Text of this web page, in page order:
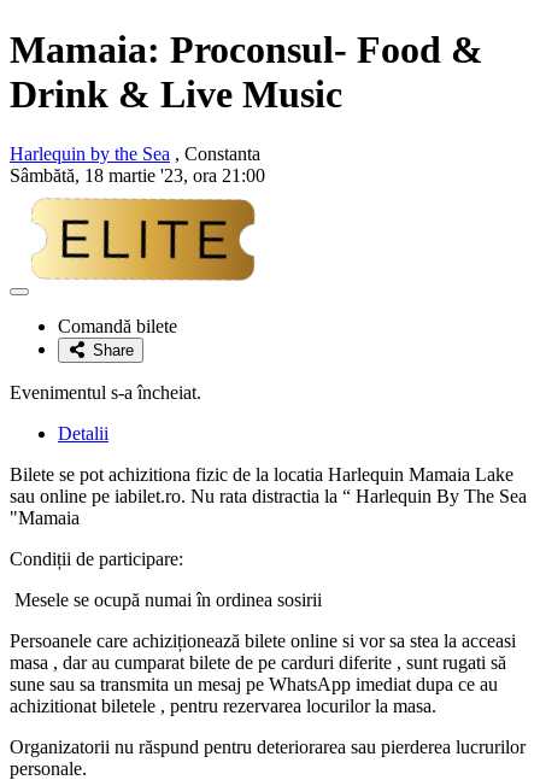
Mamaia: Proconsul- Food &
Drink & Live Music
Harlequin by the Sea , Constanta
Sâmbătă, 18 martie '23, ora 21:00
Adaugă
favoriteComandă bilete
Share
Evenimentul s-a încheiat.
Detalii
Bilete se pot achizitiona fizic de la locatia Harlequin Mamaia Lake
sau online pe iabilet.ro. Nu rata distractia la “ Harlequin By The Sea
"Mamaia
Condiții de participare:
Mesele se ocupă numai în ordinea sosirii
Persoanele care achiziționează bilete online si vor sa stea la acceasi
masa , dar au cumparat bilete de pe carduri diferite , sunt rugati să
sune sau sa transmita un mesaj pe WhatsApp imediat dupa ce au
achizitionat biletele , pentru rezervarea locurilor la masa.
Organizatorii nu răspund pentru deteriorarea sau pierderea lucrurilor
personale.